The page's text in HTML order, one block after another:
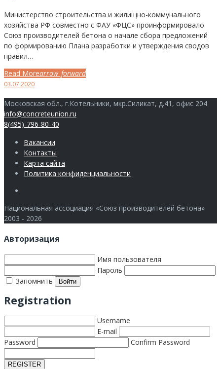
Министерство строительства и жилищно-коммунального
хозяйства РФ совместно с ФАУ «ФЦС» проинформировало
Союз производителей бетона о начале сбора предложений
по формированию Плана разработки и утверждения сводов
правил…
Read Morearrow_forward
Facebook
Twitter
Google+
LinkedIn
Pinterest
03.07.2020
Московская обл., г.Котельники, мкр.Силикат, д.41, офис 204
info@concreteunion.ru
8(495)-796-80-40
Вакансии
Контакты
Карта сайта
Политика конфиденциальности
Национальная ассоциация «Союз производителей бетона»
2003 - 2026
Авторизация
Имя пользователя
Пароль
Запомнить
Registration
Username
E-mail
Password
Confirm Password